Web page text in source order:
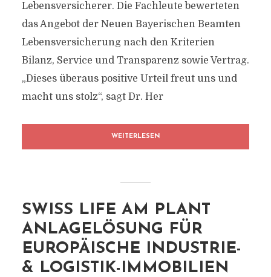
Lebensversicherer. Die Fachleute bewerteten
das Angebot der Neuen Bayerischen Beamten
Lebensversicherung nach den Kriterien
Bilanz, Service und Transparenz sowie Vertrag.
„Dieses überaus positive Urteil freut uns und
macht uns stolz“, sagt Dr. Her
WEITERLESEN
SWISS LIFE AM PLANT
ANLAGELÖSUNG FÜR
EUROPÄISCHE INDUSTRIE-
& LOGISTIK-IMMOBILIEN